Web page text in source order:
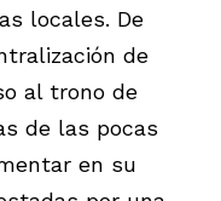
locales. De
de
al trono de
de las pocas
en su